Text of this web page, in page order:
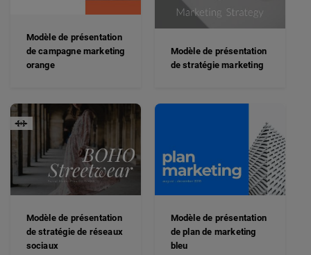
Modèle de présentation
de campagne marketing
orange
Modèle de présentation
de stratégie marketing
Modèle de présentation
de stratégie de réseaux
sociaux
Modèle de présentation
de plan de marketing
bleu